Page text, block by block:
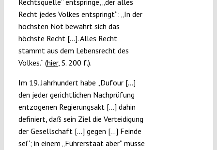
Rechtsquelle“ entspringe, „der alles
Recht jedes Volkes entspringt“: „In der
höchsten Not bewährt sich das
höchste Recht […]. Alles Recht
stammt aus dem Lebensrecht des
Volkes.“ (hier, S. 200 f.).
Im 19. Jahrhundert habe „Dufour […]
den jeder gerichtlichen Nachprüfung
entzogenen Regierungsakt […] dahin
definiert, daß sein Ziel die Verteidigung
der Gesellschaft […] gegen […] Feinde
sei“; in einem „Führerstaat aber“ müsse